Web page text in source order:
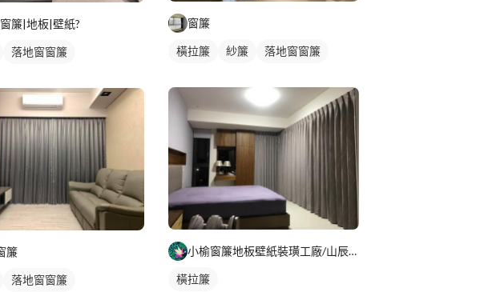
簾|地板|壁紙?
落地窗窗簾
簾
落地窗窗簾
窗簾
橫拉簾 紗簾 落地窗窗簾
小榆窗簾地板壁紙裝璜工廠/山辰室內設計
橫拉簾